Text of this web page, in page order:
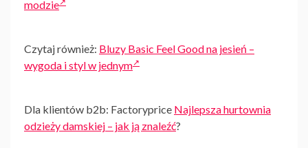
modzie
Czytaj również: Bluzy Basic Feel Good na jesień –
wygoda i styl w jednym
Dla klientów b2b: Factoryprice Najlepsza hurtownia
odzieży damskiej – jak ją znaleźć?